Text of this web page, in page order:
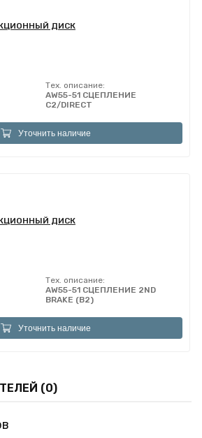
ДИСК
Тех. описание:
AW55-51 СЦЕПЛЕНИЕ
C2/DIRECT
Уточнить наличие
ДИСК
Тех. описание:
AW55-51 СЦЕПЛЕНИЕ 2ND
BRAKE (B2)
Уточнить наличие
(0)